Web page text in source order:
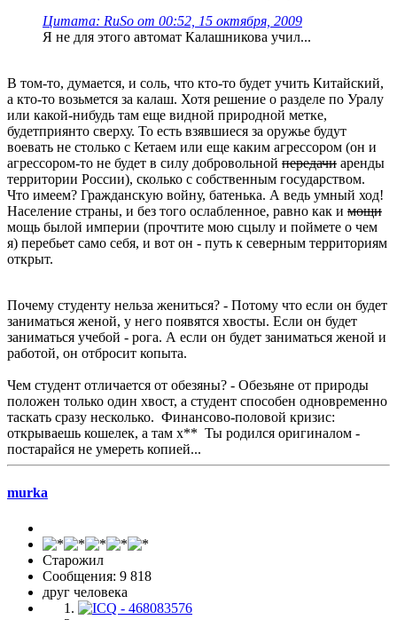
Цитата: RuSo от 00:52, 15 октября, 2009
Я не для этого автомат Калашникова учил...
В том-то, думается, и соль, что кто-то будет учить Китайский,
а кто-то возьмется за калаш. Хотя решение о разделе по Уралу
или какой-нибудь там еще видной природной метке,
будетприянто сверху. То есть взявшиеся за оружье будут
воевать не столько с Кетаем или еще каким агрессором (он и
агрессором-то не будет в силу добровольной передачи аренды
территории России), сколько с собственным государством.
Что имеем? Гражданскую войну, батенька. А ведь умный ход!
Население страны, и без того ослабленное, равно как и мощи
мощь былой империи (прочтите мою сцылу и поймете о чем
я) перебьет само себя, и вот он - путь к северным территориям
открыт.
Почему студенту нельза жениться? - Потому что если он будет
заниматься женой, у него появятся хвосты. Если он будет
заниматься учебой - рога. А если он будет заниматься женой и
работой, он отбросит копыта.
Чем студент отличается от обезяны? - Обезьяне от природы
положен только один хвост, а студент способен одновременно
таскать сразу несколько. Финансово-половой кризис:
открываешь кошелек, а там х** Ты родился оригиналом -
постарайся не умереть копией...
murka
Старожил
Сообщения: 9 818
друг человека